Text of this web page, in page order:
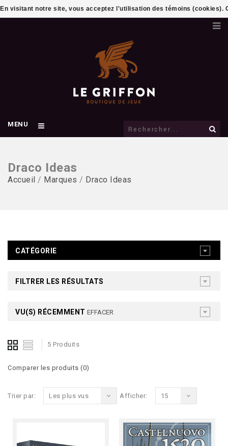
MENU
Draco Ideas
Accueil / Marques / Draco Ideas
CATÉGORIE
FILTRER LES RÉSULTATS
VU(S) RÉCEMMENT EFFACER
5 Produits
Comparer les produits (0)
Trier par: Les plus vus Afficher: 15
En visitant notre site, vous acceptez l'utilisation des témoins